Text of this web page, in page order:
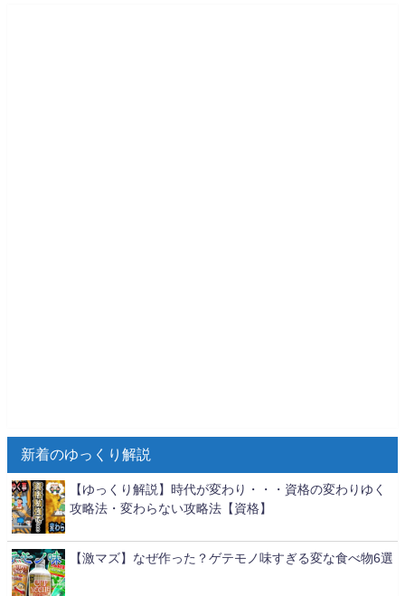
新着のゆっくり解説
【ゆっくり解説】時代が変わり・・・資格の変わりゆく
攻略法・変わらない攻略法【資格】
【激マズ】なぜ作った？ゲテモノ味すぎる変な食べ物6選